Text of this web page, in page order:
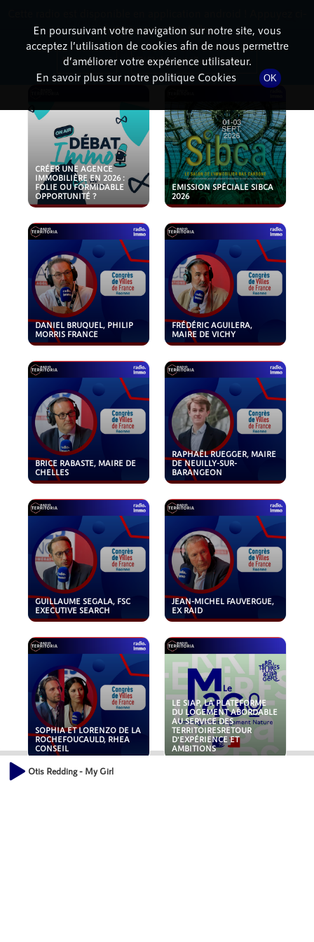
PODCASTS
CRÉER UNE AGENCE
IMMOBILIÈRE EN 2026 :
FOLIE OU FORMIDABLE
OPPORTUNITÉ ?
EMISSION SPÉCIALE SIBCA
2026
DANIEL BRUQUEL, PHILIP
MORRIS FRANCE
FRÉDÉRIC AGUILERA,
MAIRE DE VICHY
BRICE RABASTE, MAIRE DE
CHELLES
RAPHAËL RUEGGER, MAIRE
DE NEUILLY-SUR-
BARANGEON
GUILLAUME SEGALA, FSC
EXECUTIVE SEARCH
JEAN-MICHEL FAUVERGUE,
EX RAID
SOPHIA ET LORENZO DE LA
ROCHEFOUCAULD, RHEA
CONSEIL
LE SIAP, LA PLATEFORME
DU LOGEMENT ABORDABLE
AU SERVICE DES
TERRITOIRESRETOUR
D'EXPÉRIENCE ET
AMBITIONS
Otis Redding - My Girl
En poursuivant votre navigation sur notre site, vous
acceptez l’utilisation de cookies afin de nous permettre
d’améliorer votre expérience utilisateur.
En savoir plus sur notre politique Cookies
OK
dessous pour l'installer.
Non merci Télécharger l'application